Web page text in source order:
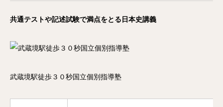
共通テストや記述試験で満点をとる日本史講義
武蔵境駅徒歩３０秒国立個別指導塾